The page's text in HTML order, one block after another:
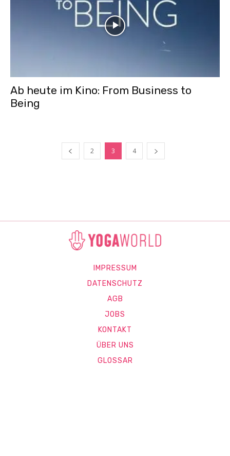
Ab heute im Kino: From Business to
Being
2 3 4
IMPRESSUM
DATENSCHUTZ
AGB
JOBS
KONTAKT
ÜBER UNS
GLOSSAR